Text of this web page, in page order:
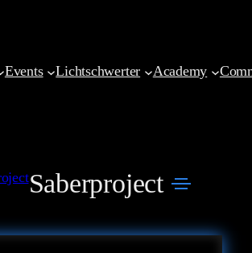
Events Lichtschwerter Academy
Saberproject